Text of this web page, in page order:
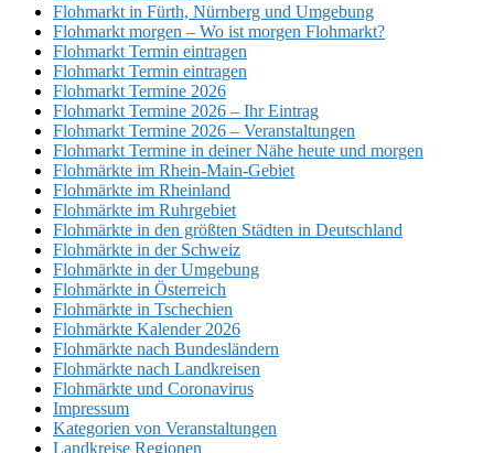
Flohmarkt in Fürth, Nürnberg und Umgebung
Flohmarkt morgen – Wo ist morgen Flohmarkt?
Flohmarkt Termin eintragen
Flohmarkt Termin eintragen
Flohmarkt Termine 2026
Flohmarkt Termine 2026 – Ihr Eintrag
Flohmarkt Termine 2026 – Veranstaltungen
Flohmarkt Termine in deiner Nähe heute und morgen
Flohmärkte im Rhein-Main-Gebiet
Flohmärkte im Rheinland
Flohmärkte im Ruhrgebiet
Flohmärkte in den größten Städten in Deutschland
Flohmärkte in der Schweiz
Flohmärkte in der Umgebung
Flohmärkte in Österreich
Flohmärkte in Tschechien
Flohmärkte Kalender 2026
Flohmärkte nach Bundesländern
Flohmärkte nach Landkreisen
Flohmärkte und Coronavirus
Impressum
Kategorien von Veranstaltungen
Landkreise Regionen